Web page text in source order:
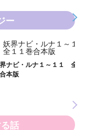
ー
ビ・ルナ１～１１ 全
本版
話